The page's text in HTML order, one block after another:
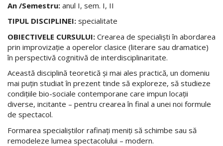
An /Semestru: anul I, sem. I, II
TIPUL DISCIPLINEI: specialitate
OBIECTIVELE CURSULUI: Crearea de specialişti în abordarea
prin improvizaţie a operelor clasice (literare sau dramatice)
în perspectivă cognitivă de interdisciplinaritate.
Această disciplină teoretică şi mai ales practică, un domeniu
mai puţin studiat în prezent tinde să exploreze, să studieze
condiţiile bio-sociale contemporane care impun locaţii
diverse, incitante – pentru crearea în final a unei noi formule
de spectacol.
Formarea specialiştilor rafinaţi meniţi să schimbe sau să
remodeleze lumea spectacolului – modern.